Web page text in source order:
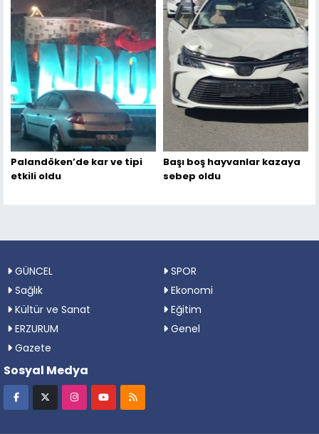
Palandöken’de kar ve tipi
etkili oldu
Başı boş hayvanlar kazaya
sebep oldu
GÜNCEL
SPOR
Sağlık
Ekonomi
Kültür ve Sanat
Eğitim
ERZURUM
Genel
Gazete
Sosyal Medya